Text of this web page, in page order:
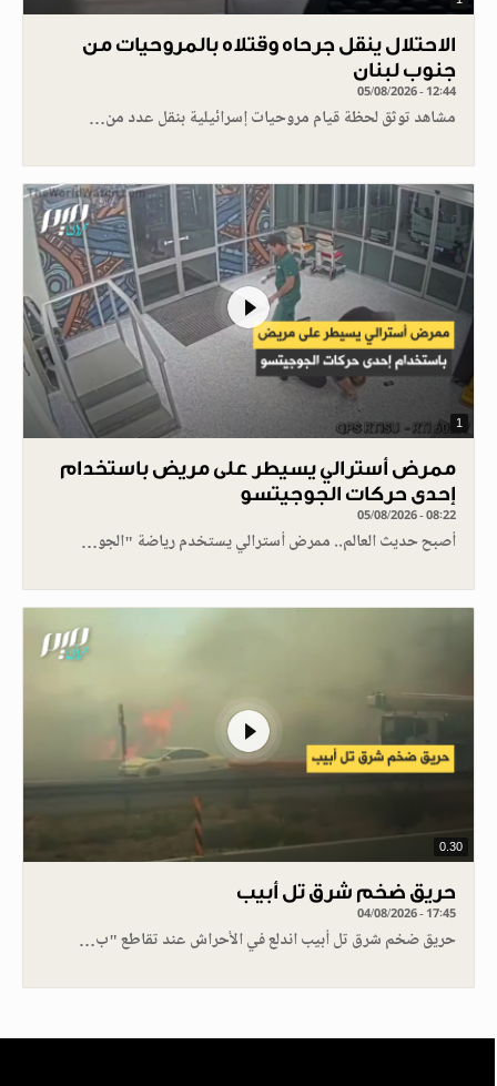
الاحتلال ينقل جرحاه وقتلاه بالمروحيات من
جنوب لبنان
05/08/2026 - 12:44
مشاهد توثق لحظة قيام مروحيات إسرائيلية بنقل عدد من…
1
ممرض أسترالي يسيطر على مريض باستخدام
إحدى حركات الجوجيتسو
05/08/2026 - 08:22
أصبح حديث العالم.. ممرض أسترالي يستخدم رياضة "الجو…
0.30
حريق ضخم شرق تل أبيب
04/08/2026 - 17:45
حريق ضخم شرق تل أبيب اندلع في الأحراش عند تقاطع "ب…